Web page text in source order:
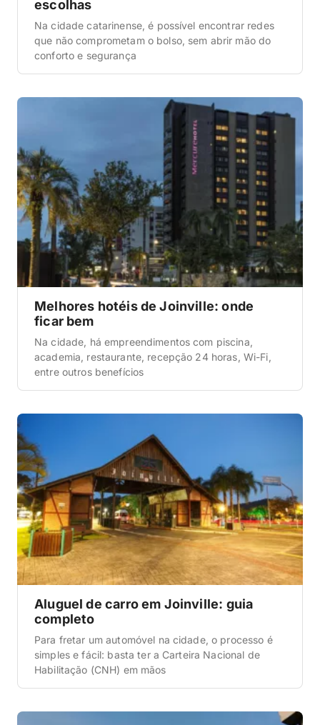
escolhas
Na cidade catarinense, é possível encontrar redes
que não comprometam o bolso, sem abrir mão do
conforto e segurança
Melhores hotéis de Joinville: onde
ficar bem
Na cidade, há empreendimentos com piscina,
academia, restaurante, recepção 24 horas, Wi-Fi,
entre outros benefícios
Aluguel de carro em Joinville: guia
completo
Para fretar um automóvel na cidade, o processo é
simples e fácil: basta ter a Carteira Nacional de
Habilitação (CNH) em mãos